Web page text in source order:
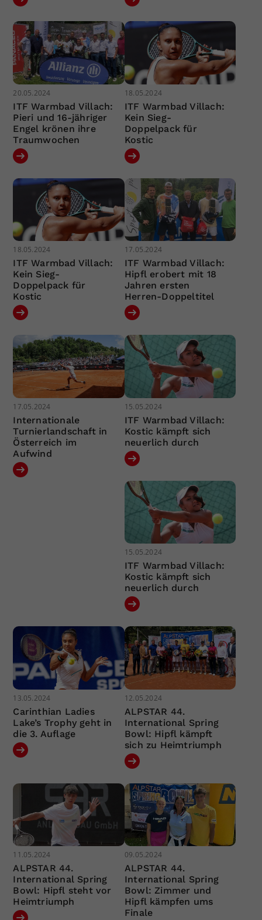
20.05.2024
ITF Warmbad Villach:
Pieri und 16-jähriger
Engel krönen ihre
Traumwochen
18.05.2024
ITF Warmbad Villach:
Kein Sieg-
Doppelpack für
Kostic
18.05.2024
ITF Warmbad Villach:
Kein Sieg-
Doppelpack für
Kostic
17.05.2024
ITF Warmbad Villach:
Hipfl erobert mit 18
Jahren ersten
Herren-Doppeltitel
17.05.2024
Internationale
Turnierlandschaft in
Österreich im
Aufwind
15.05.2024
ITF Warmbad Villach:
Kostic kämpft sich
neuerlich durch
15.05.2024
ITF Warmbad Villach:
Kostic kämpft sich
neuerlich durch
13.05.2024
Carinthian Ladies
Lake’s Trophy geht in
die 3. Auflage
12.05.2024
ALPSTAR 44.
International Spring
Bowl: Hipfl kämpft
sich zu Heimtriumph
11.05.2024
ALPSTAR 44.
International Spring
Bowl: Hipfl steht vor
Heimtriumph
09.05.2024
ALPSTAR 44.
International Spring
Bowl: Zimmer und
Hipfl kämpfen ums
Finale